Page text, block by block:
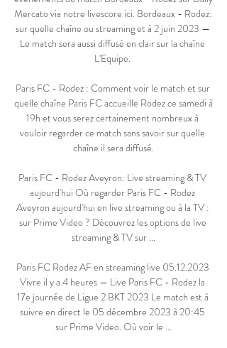
Mercato via notre livescore ici. Bordeaux - Rodez:
sur quelle chaîne ou streaming et à 2 juin 2023 —
Le match sera aussi diffusé en clair sur la chaîne
L'Equipe.
Paris FC - Rodez : Comment voir le match et sur
quelle chaîne Paris FC accueille Rodez ce samedi à
19h et vous serez certainement nombreux à
vouloir regarder ce match sans savoir sur quelle
chaîne il sera diffusé.
Paris FC - Rodez Aveyron: Live streaming & TV
aujourd'hui Où regarder Paris FC - Rodez
Aveyron aujourd'hui en live streaming ou à la TV :
sur Prime Video ? Découvrez les options de live
streaming & TV sur ...
Paris FC Rodez AF en streaming live 05.12.2023
Vivre il y a 4 heures — Live Paris FC - Rodez la
17e journée de Ligue 2 BKT 2023 Le match est à
suivre en direct le 05 décembre 2023 à 20:45
sur Prime Video. Où voir le ...